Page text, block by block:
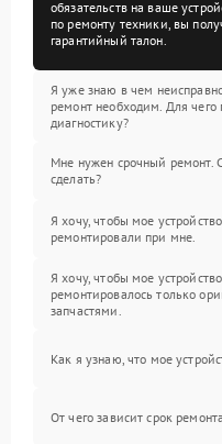
обязательств на ваше
по ремонту техники, вы
гарантийный талон.
Я уже знаю в чем
ремонт необходим. Для чего
диагностику?
Мне нужен срочный ремонт.
сделать?
Я хочу, чтобы мое устройство
ремонтировали при мне.
Я хочу, чтобы мое устройство
ремонтировалось только
запчастями.
Как я узнаю, что мое
От чего зависит срок